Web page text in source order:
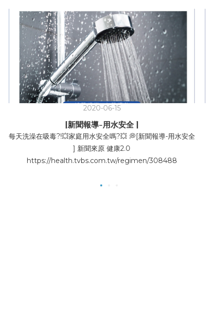
2020-06-15
[新聞報導-用水安全 ]
每天洗澡在吸毒?!💥家庭用水安全嗎?💥 💭[新聞報導-用水安全
] 新聞來原 健康2.0
https://health.tvbs.com.tw/regimen/308488